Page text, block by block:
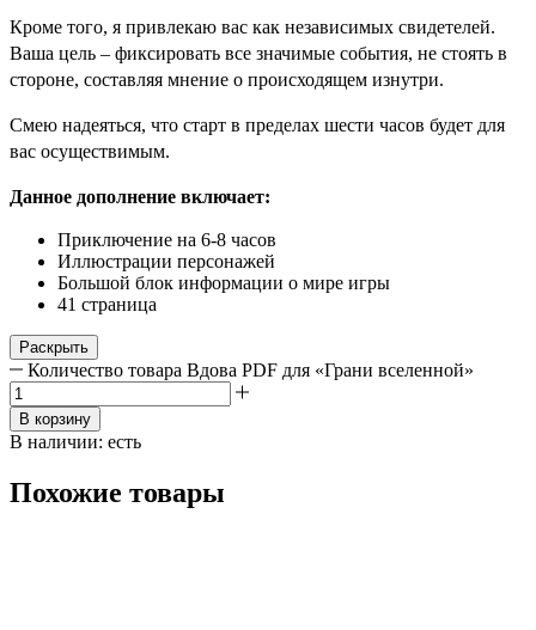
Кроме того, я привлекаю вас как независимых свидетелей.
Ваша цель – фиксировать все значимые события, не стоять в
стороне, составляя мнение о происходящем изнутри.
Смею надеяться, что старт в пределах шести часов будет для
вас осуществимым.
Данное дополнение включает:
Приключение на 6-8 часов
Иллюстрации персонажей
Большой блок информации о мире игры
41 страница
Раскрыть
Количество товара Вдова PDF для «Грани вселенной»
В корзину
В наличии: есть
Похожие товары